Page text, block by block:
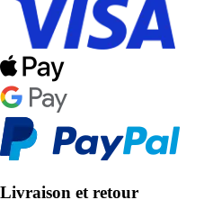
Livraison et retour